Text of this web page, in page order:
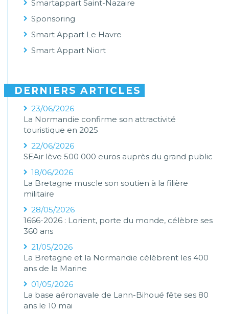
Smartappart Saint-Nazaire
Sponsoring
Smart Appart Le Havre
Smart Appart Niort
DERNIERS ARTICLES
23/06/2026
La Normandie confirme son attractivité
touristique en 2025
22/06/2026
SEAir lève 500 000 euros auprès du grand public
18/06/2026
La Bretagne muscle son soutien à la filière
militaire
28/05/2026
1666-2026 : Lorient, porte du monde, célèbre ses
360 ans
21/05/2026
La Bretagne et la Normandie célèbrent les 400
ans de la Marine
01/05/2026
La base aéronavale de Lann-Bihoué fête ses 80
ans le 10 mai